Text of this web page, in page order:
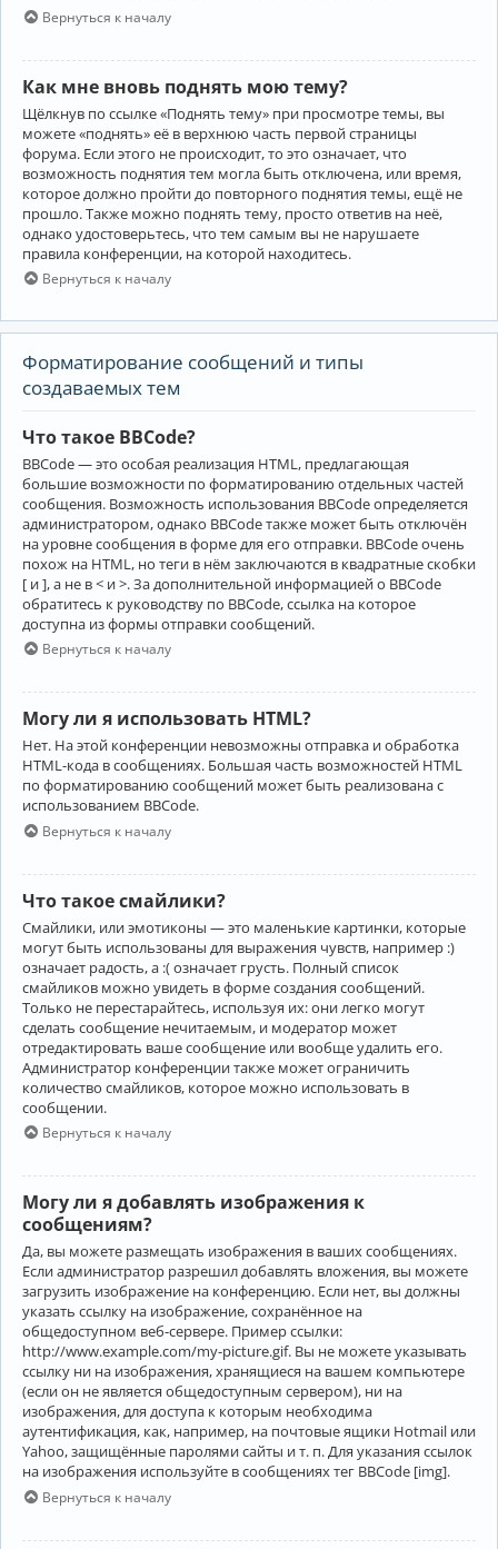
Вернуться к началу
Как мне вновь поднять мою тему?
Щёлкнув по ссылке «Поднять тему» при просмотре темы, вы
можете «поднять» её в верхнюю часть первой страницы
форума. Если этого не происходит, то это означает, что
возможность поднятия тем могла быть отключена, или время,
которое должно пройти до повторного поднятия темы, ещё не
прошло. Также можно поднять тему, просто ответив на неё,
однако удостоверьтесь, что тем самым вы не нарушаете
правила конференции, на которой находитесь.
Вернуться к началу
Форматирование сообщений и типы
создаваемых тем
Что такое BBCode?
BBCode — это особая реализация HTML, предлагающая
большие возможности по форматированию отдельных частей
сообщения. Возможность использования BBCode определяется
администратором, однако BBCode также может быть отключён
на уровне сообщения в форме для его отправки. BBCode очень
похож на HTML, но теги в нём заключаются в квадратные скобки
[ и ], а не в < и >. За дополнительной информацией о BBCode
обратитесь к руководству по BBCode, ссылка на которое
доступна из формы отправки сообщений.
Вернуться к началу
Могу ли я использовать HTML?
Нет. На этой конференции невозможны отправка и обработка
HTML-кода в сообщениях. Большая часть возможностей HTML
по форматированию сообщений может быть реализована с
использованием BBCode.
Вернуться к началу
Что такое смайлики?
Смайлики, или эмотиконы — это маленькие картинки, которые
могут быть использованы для выражения чувств, например :)
означает радость, а :( означает грусть. Полный список
смайликов можно увидеть в форме создания сообщений.
Только не перестарайтесь, используя их: они легко могут
сделать сообщение нечитаемым, и модератор может
отредактировать ваше сообщение или вообще удалить его.
Администратор конференции также может ограничить
количество смайликов, которое можно использовать в
сообщении.
Вернуться к началу
Могу ли я добавлять изображения к
сообщениям?
Да, вы можете размещать изображения в ваших сообщениях.
Если администратор разрешил добавлять вложения, вы можете
загрузить изображение на конференцию. Если нет, вы должны
указать ссылку на изображение, сохранённое на
общедоступном веб-сервере. Пример ссылки:
http://www.example.com/my-picture.gif. Вы не можете указывать
ссылку ни на изображения, хранящиеся на вашем компьютере
(если он не является общедоступным сервером), ни на
изображения, для доступа к которым необходима
аутентификация, как, например, на почтовые ящики Hotmail или
Yahoo, защищённые паролями сайты и т. п. Для указания ссылок
на изображения используйте в сообщениях тег BBCode [img].
Вернуться к началу